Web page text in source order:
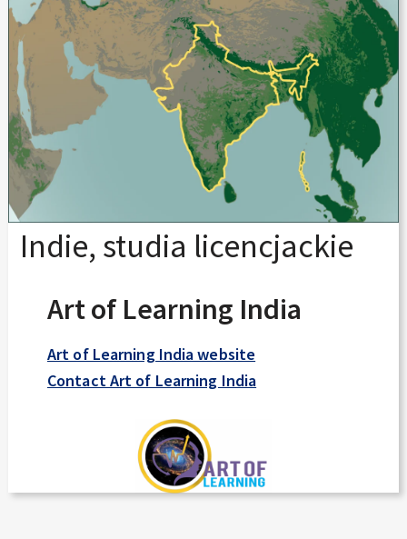
Indie, studia licencjackie
Art of Learning India
Art of Learning India website
Contact Art of Learning India